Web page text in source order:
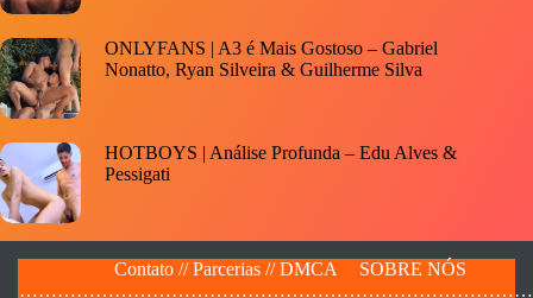
ONLYFANS | A3 é Mais Gostoso – Gabriel
Nonatto, Ryan Silveira & Guilherme Silva
HOTBOYS | Análise Profunda – Edu Alves &
Pessigati
Contato // Parcerias // DMCA
SOBRE NÓS